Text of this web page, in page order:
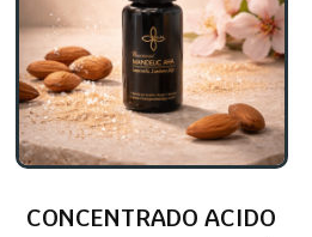
CONCENTRADO ACIDO